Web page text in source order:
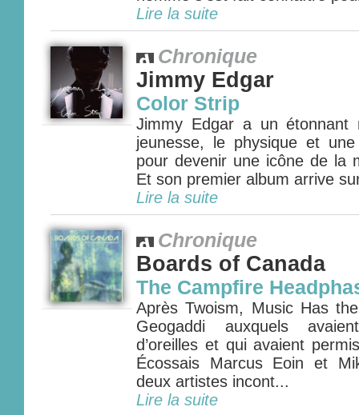
Lire la suite
Chronique
Jimmy Edgar
Color Strip
Jimmy Edgar a un étonnant
jeunesse, le physique et
pour devenir une icône de la
Et son premier album arrive
Lire la suite
Chronique
Boards of Canada
The Campfire
Après Twoism, Music Has
Geogaddi auxquels
d’oreilles et qui avaient
Écossais Marcus Eoin et
deux artistes incont...
Lire la suite